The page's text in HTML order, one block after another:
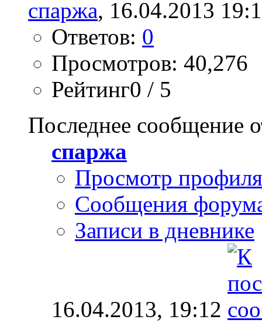
спаржа, 16.04.2013
Ответов: 0
Просмотров: 40,276
Рейтинг0 / 5
Последнее сообщение
спаржа
Просмотр профиля
Сообщения
Записи в дневнике
16.04.2013, 19:12